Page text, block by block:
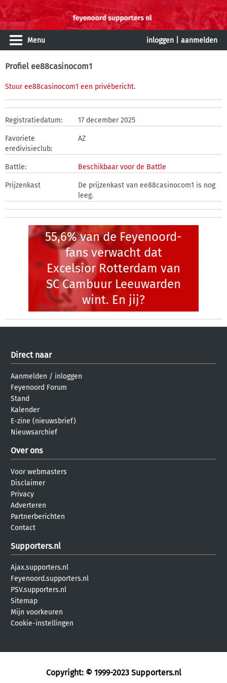
Menu inloggen aanmelden
Profiel ee88casinocom1
Stuur ee88casinocom1 een privébericht.
Registratiedatum: 17 december 2025
Favoriete
eredivisieclub:
AZ
Battle: Beschikbaar voor de Battle
Prijzenkast
De prijzenkast van ee88casinocom1 is nog
leeg.
55,6% van de Feyenoord-
fans verwacht dat
Excelsior Rotterdam van
SC Cambuur Leeuwarden
wint. En jij?
Direct naar
Aanmelden / inloggen
Feyenoord Forum
Stand
Kalender
E-zine (nieuwsbrief)
Nieuwsarchief
Over ons
Voor webmasters
Disclaimer
Privacy
Adverteren
Partnerberichten
Contact
Supporters.nl
Ajax.supporters.nl
Feyenoord.supporters.nl
PSV.supporters.nl
Sitemap
Mijn voorkeuren
Cookie-instellingen
Copyright: © 1999-2023 Supporters.nl